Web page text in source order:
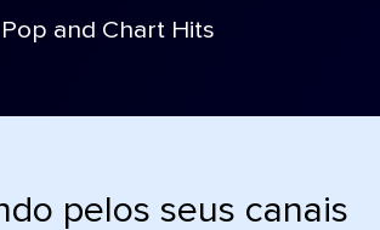
Pop and Chart Hits
pelos seus canais